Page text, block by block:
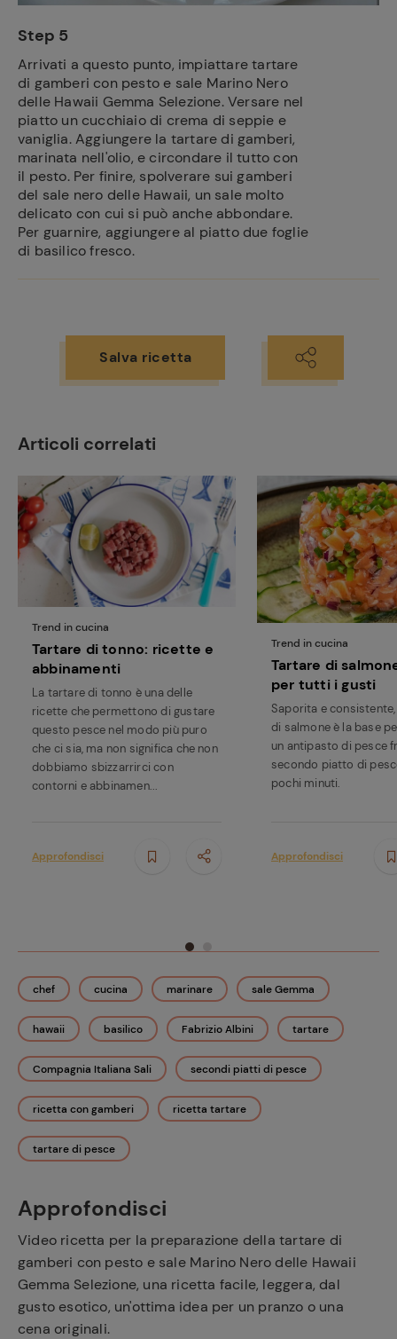
Step 5
Arrivati a questo punto, impiattare tartare
di gamberi con pesto e sale Marino Nero
delle Hawaii Gemma Selezione. Versare nel
piatto un cucchiaio di crema di seppie e
vaniglia. Aggiungere la tartare di gamberi,
marinata nell'olio, e circondare il tutto con
il pesto. Per finire, spolverare sui gamberi
del sale nero delle Hawaii, un sale molto
delicato con cui si può anche abbondare.
Per guarnire, aggiungere al piatto due foglie
di basilico fresco.
Salva ricetta
chef cucina marinare sale Gemma
hawaii basilico Fabrizio Albini tartare
Compagnia Italiana Sali secondi piatti di pesce
ricetta con gamberi ricetta tartare
tartare di pesce
Approfondisci
Video ricetta per la preparazione della tartare di
gamberi con pesto e sale Marino Nero delle Hawaii
Gemma Selezione, una ricetta facile, leggera, dal
gusto esotico, un'ottima idea per un pranzo o una
cena originali.
Articoli correlati
Trend in cucina
Tartare di tonno: ricette e
abbinamenti
La tartare di tonno è una delle
ricette che permettono di gustare
questo pesce nel modo più puro
che ci sia, ma non significa che non
dobbiamo sbizzarrirci con
contorni e abbinamen...
Approfondisci
Trend in cucina
Tartare di
per tutti i gusti
Saporita e
di salmone è la base
un antipasto di pesce
secondo piatto di
pochi minuti.
Approfondisci